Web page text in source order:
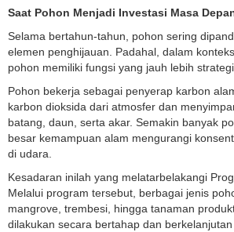
Saat Pohon Menjadi Investasi Masa
Selama bertahun-tahun, pohon sering
elemen penghijauan. Padahal, dalam
pohon memiliki fungsi yang jauh lebih
Pohon bekerja sebagai penyerap karbon
karbon dioksida dari atmosfer dan
batang, daun, serta akar. Semakin banyak
besar kemampuan alam mengurangi
di udara.
Kesadaran inilah yang melatarbelakangi
Melalui program tersebut, berbagai jenis
mangrove, trembesi, hingga tanaman
dilakukan secara bertahap dan